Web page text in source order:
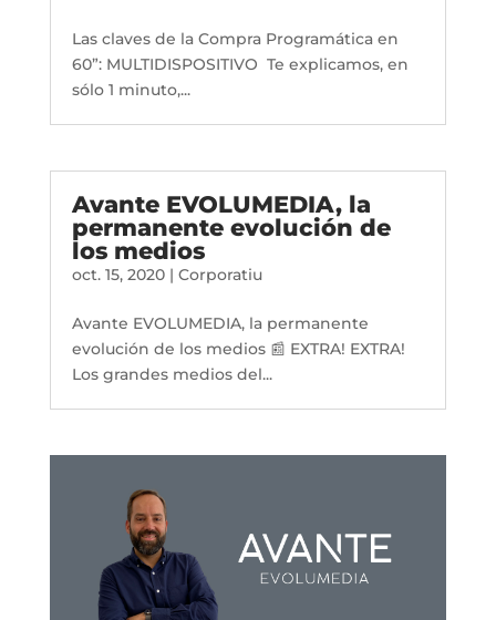
Las claves de la Compra Programática en
60”: MULTIDISPOSITIVO Te explicamos, en
sólo 1 minuto,...
Avante EVOLUMEDIA, la
permanente evolución de
los medios
oct. 15, 2020| Corporatiu
Avante EVOLUMEDIA, la permanente
evolución de los medios 📰 EXTRA! EXTRA!
Los grandes medios del...